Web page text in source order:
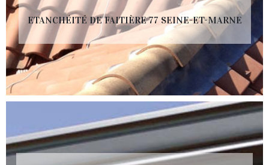
ETANCHÉITÉ DE FAITIÈRE 77 SEINE-ET-MARNE